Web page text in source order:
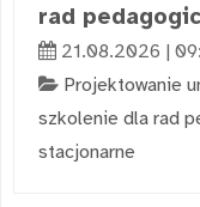
rad
21.08.2026 |
Projektowanie
szkolenie dla rad
stacjonarne